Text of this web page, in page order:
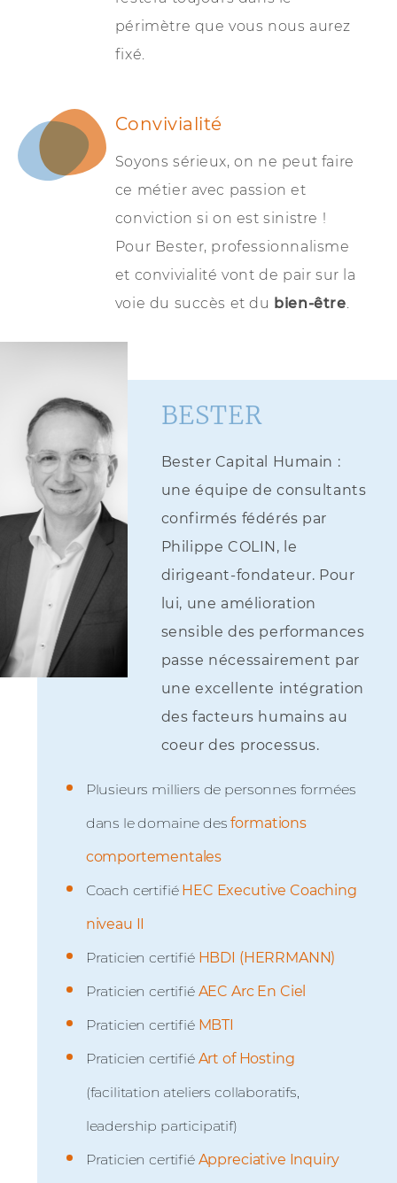
périmètre que vous nous aurez
fixé.
Convivialité
Soyons sérieux, on ne peut faire
ce métier avec passion et
conviction si on est sinistre !
Pour Bester, professionnalisme
et convivialité vont de pair sur la
voie du succès et du bien-être.
BESTER
Bester Capital Humain :
une équipe de consultants
confirmés fédérés par
Philippe COLIN, le
dirigeant-fondateur. Pour
lui, une amélioration
sensible des performances
passe nécessairement par
une excellente intégration
des facteurs humains au
coeur des processus.
Plusieurs milliers de personnes formées
dans le domaine desformations
comportementales
Coach certifié HEC Executive Coaching
niveau II
Praticien certifié HBDI (HERRMANN)
Praticien certifié AEC Arc En Ciel
Praticien certifié MBTI
Praticien certifié Art of Hosting
(facilitation ateliers collaboratifs,
leadership participatif)
Praticien certifié Appreciative Inquiry